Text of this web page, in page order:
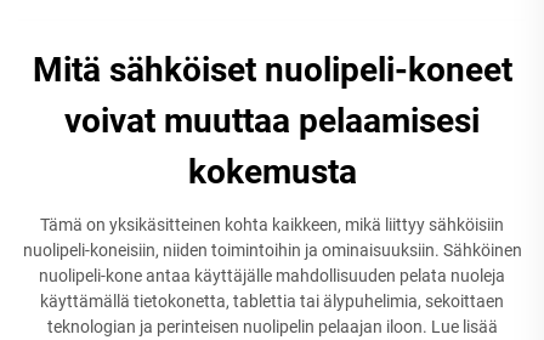
Mitä sähköiset nuolipeli-koneet
voivat muuttaa pelaamisesi
kokemusta
Tämä on yksikäsitteinen kohta kaikkeen, mikä liittyy sähköisiin
nuolipeli-koneisiin, niiden toimintoihin ja ominaisuuksiin. Sähköinen
nuolipeli-kone antaa käyttäjälle mahdollisuuden pelata nuoleja
käyttämällä tietokonetta, tablettia tai älypuhelimia, sekoittaen
teknologian ja perinteisen nuolipelin pelaajan iloon. Lue lisää